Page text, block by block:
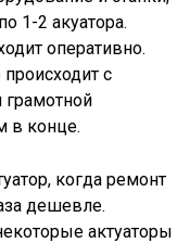
1-2 акуатора.
оперативно.
с
грамотной
в конце.
когда ремонт
дешевле.
актуаторы